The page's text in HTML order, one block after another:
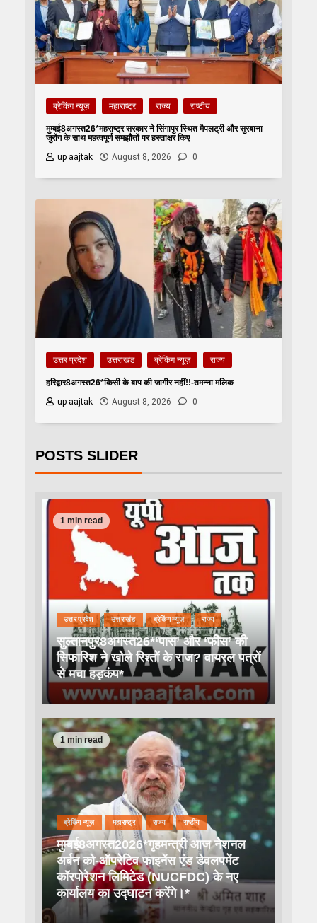
ब्रेकिंग न्यूज़ महाराष्ट्र राज्य राष्टीय
मुम्बई8अगस्त26*महराष्ट्र सरकार ने सिंगापुर स्थित मैपलट्री और सुरबाना
जुरोंग के साथ महत्वपूर्ण समझौतों पर हस्ताक्षर किए
up aajtak
August 8, 2026 0
उत्तर प्रदेश उत्तराखंड ब्रेकिंग न्यूज़ राज्य
हरिद्वार8अगस्त26*किसी के बाप की जागीर नहीं!!-तमन्ना मलिक
up aajtak
August 8, 2026 0
POSTS SLIDER
1 min read
उत्तर प्रदेश उत्तराखंड ब्रेकिंग न्यूज़ राज्य
सुल्तानपुर8अगस्त26*‘पास’ और ‘फीस’ की
सिफारिश ने खोले रिश्तों के राज? वायरल पत्रों
से मचा हड़कंप*
1 min read
ब्रेकिंग न्यूज़ महाराष्ट्र राज्य राष्टीय
मुम्बई8अगस्त2026*गृहमन्त्री आज नेशनल
अर्बन को-ऑपरेटिव फाइनेंस एंड डेवलपमेंट
कॉरपोरेशन लिमिटेड (NUCFDC) के नए
कार्यालय का उद्घाटन करेंगे।*